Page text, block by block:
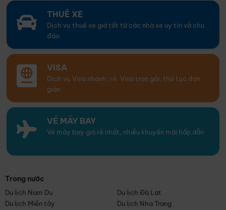
THUÊ XE
Dịch vụ thuê xe giá tốt từ các nhà xe uy tín và chu
đáo
VISA
Dịch vụ Visa nhanh, rẻ. Visa trọn gói, thủ tục đơn
giản
VÉ MÁY BAY
Vé máy bay giá rẻ nhất, nhiều khuyến mãi hấp dẫn
Trong nước
Du lịch Nam Du
Du lịch Đà Lạt
Du lịch Miền tây
Du lịch Nha Trang